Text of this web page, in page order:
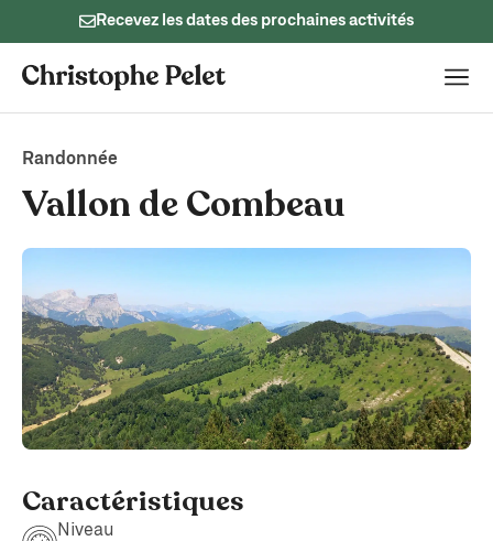
Recevez les dates des prochaines activités
Randonnée
Vallon de Combeau
Caractéristiques
Niveau